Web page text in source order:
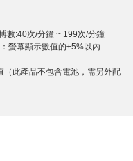
數:40次/分鐘 ~ 199次/分鐘
螢幕顯示數值的±5%以內
（此產品不包含電池，需另外配